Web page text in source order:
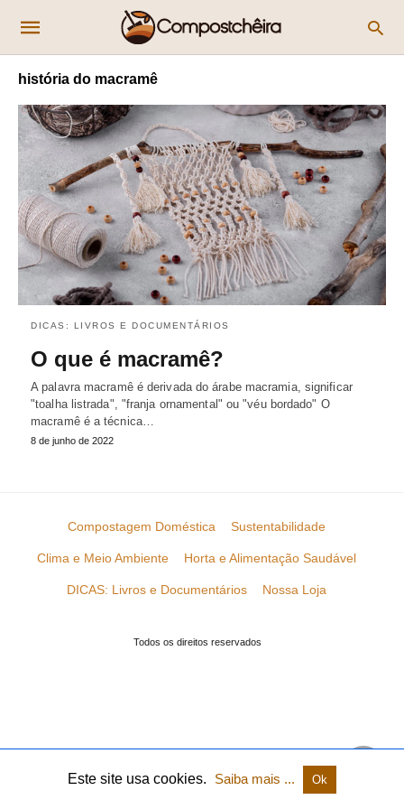
história do macramê
DICAS: LIVROS E DOCUMENTÁRIOS
O que é macramê?
A palavra macramê é derivada do árabe macramia, significar
"toalha listrada", "franja ornamental" ou "véu bordado" O
macramê é a técnica…
8 de junho de 2022
Compostagem Doméstica Sustentabilidade
Clima e Meio Ambiente Horta e Alimentação Saudável
DICAS: Livros e Documentários Nossa Loja
Todos os direitos reservados
Este site usa cookies. Saiba mais ... Ok